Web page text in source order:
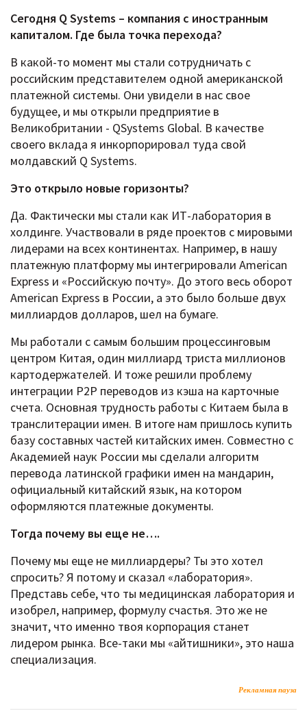
Сегодня Q Systems – компания с иностранным
капиталом. Где была точка перехода?
В какой-то момент мы стали сотрудничать с
российским представителем одной американской
платежной системы. Они увидели в нас свое
будущее, и мы открыли предприятие в
Великобритании - QSystems Global. В качестве
своего вклада я инкорпорировал туда свой
молдавский Q Systems.
Это открыло новые горизонты?
Да. Фактически мы стали как ИТ-лаборатория в
холдинге. Участвовали в ряде проектов с мировыми
лидерами на всех континентах. Например, в нашу
платежную платформу мы интегрировали American
Express и «Российскую почту». До этого весь оборот
American Express в России, а это было больше двух
миллиардов долларов, шел на бумаге.
Мы работали с самым большим процессинговым
центром Китая, один миллиард триста миллионов
картодержателей. И тоже решили проблему
интеграции P2P переводов из кэша на карточные
счета. Основная трудность работы с Китаем была в
транслитерации имен. В итоге нам пришлось купить
базу составных частей китайских имен. Совместно с
Академией наук России мы сделали алгоритм
перевода латинской графики имен на мандарин,
официальный китайский язык, на котором
оформляются платежные документы.
Тогда почему вы еще не….
Почему мы еще не миллиардеры? Ты это хотел
спросить? Я потому и сказал «лаборатория».
Представь себе, что ты медицинская лаборатория и
изобрел, например, формулу счастья. Это же не
значит, что именно твоя корпорация станет
лидером рынка. Все-таки мы «айтишники», это наша
специализация.
Рекламная пауза